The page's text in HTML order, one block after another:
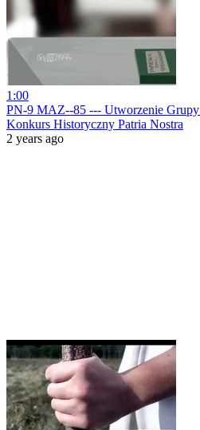
1:00
PN-9 MAZ--85 --- Utworzenie
Konkurs Historyczny Patria Nostra
2 years ago